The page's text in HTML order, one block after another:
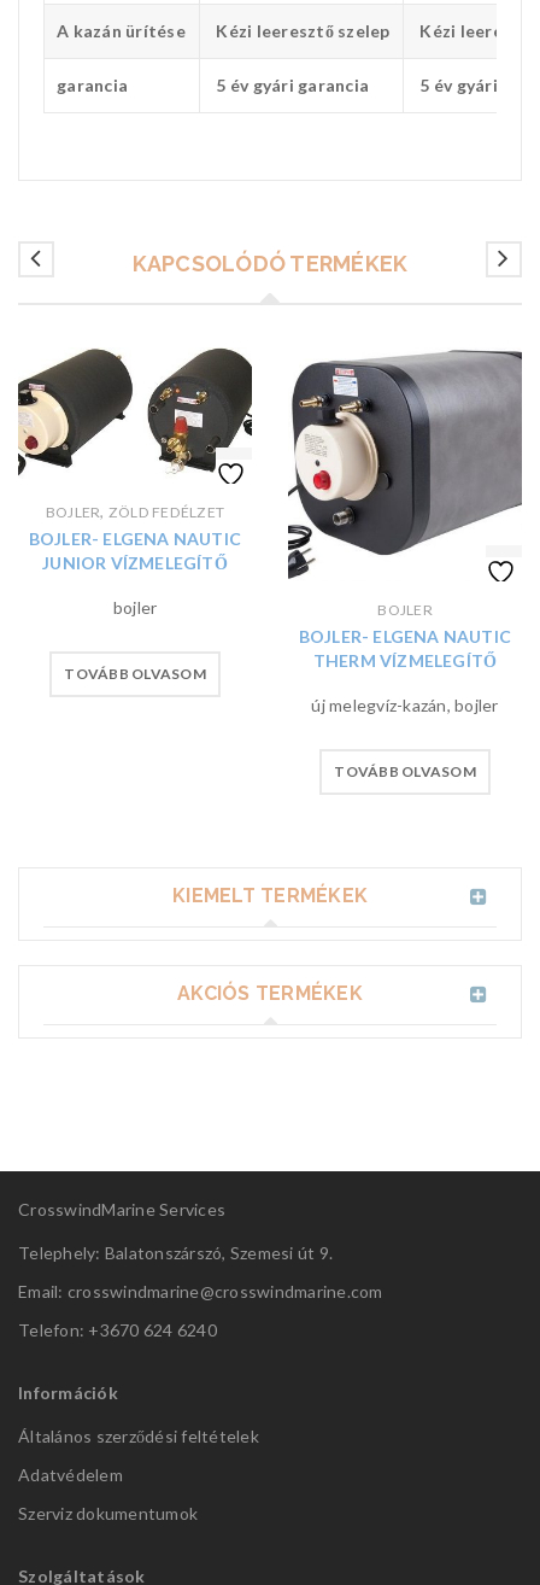
A kazán ürítése Kézi leeresztő szelep Kézi leeresztő
garancia 5 év gyári garancia 5 év gyári
KAPCSOLÓDÓ TERMÉKEK
BOJLER, ZÖLD FEDÉLZET
BOJLER- ELGENA NAUTIC
JUNIOR VÍZMELEGÍTŐ
bojler
TOVÁBB OLVASOM
BOJLER
BOJLER- ELGENA NAUTIC
THERM VÍZMELEGÍTŐ
új melegvíz-kazán, bojler
TOVÁBB OLVASOM
KIEMELT TERMÉKEK
AKCIÓS TERMÉKEK
CrosswindMarine Services
Telephely: Balatonszárszó, Szemesi út 9.
Email: crosswindmarine@crosswindmarine.com
Telefon: +3670 624 6240
Információk
Általános szerződési feltételek
Adatvédelem
Szerviz dokumentumok
Szolgáltatások